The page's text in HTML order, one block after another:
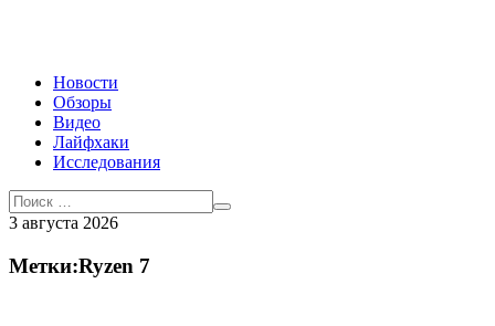
Новости
Обзоры
Видео
Лайфхаки
Исследования
3 августа 2026
Метки:Ryzen 7